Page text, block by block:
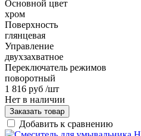
Основной цвет
хром
Поверхность
глянцевая
Управление
двухзахватное
Переключатель режимов
поворотный
1 816 руб /шт
Нет в наличии
Заказать товар
Добавить к сравнению